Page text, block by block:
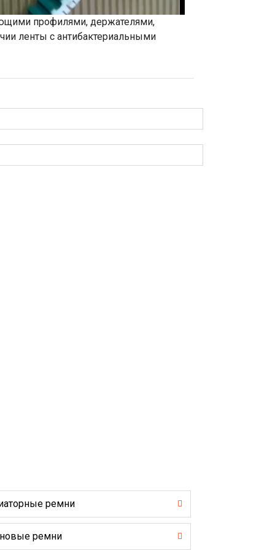
профилями, держателями,
ленты с антибактериальными
ремни
ремни